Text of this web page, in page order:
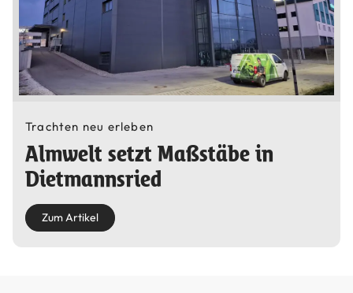
Trachten neu erleben
Almwelt setzt Maßstäbe in
Dietmannsried
Zum Artikel